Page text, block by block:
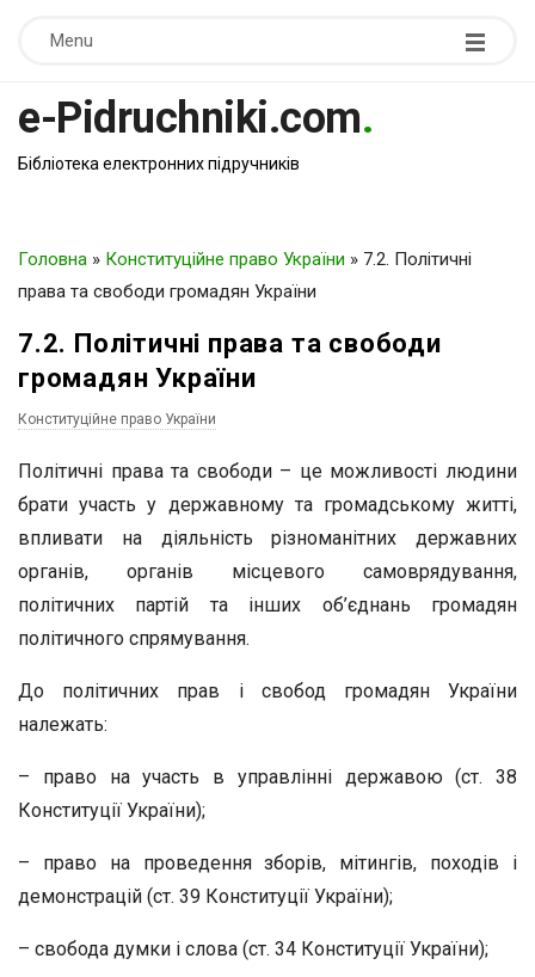
Menu
e-Pidruchniki.com.
Бібліотека електронних підручників
Головна » Конституційне право України » 7.2. Політичні
права та свободи громадян України
7.2. Політичні права та свободи
громадян України
Конституційне право України
Політичні права та свободи – це можливості людини
брати участь у державному та громадському житті,
впливати на діяльність різноманітних державних
органів, органів місцевого самоврядування,
політичних партій та інших об’єднань громадян
політичного спрямування.
До політичних прав і свобод громадян України
належать:
– право на участь в управлінні державою (ст. 38
Конституції України);
– право на проведення зборів, мітингів, походів і
демонстрацій (ст. 39 Конституції України);
– свобода думки і слова (ст. 34 Конституції України);